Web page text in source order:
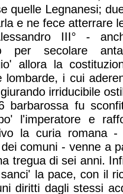
quelle Legnanesi;
e ne fece atterrare
III° -
per secolare
allora la
lombarde, i cui
irriducibile
barbarossa fu
l'imperatore e
la curia romana
comuni - venne a
tregua di sei anni.
la pace, con il
diritti dagli stessi